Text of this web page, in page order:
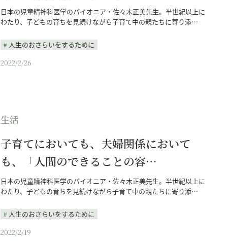
日本の児童精神科医学のパイオニア・佐々木正美先生。半世紀以上に
わたり、子どもの育ちを見続けながら子育て中の親たちに寄り添…
人生のおさらいをするために
2022/2/26
生活
子育てにおいても、夫婦関係において
も、「人間のできることの容…
日本の児童精神科医学のパイオニア・佐々木正美先生。半世紀以上に
わたり、子どもの育ちを見続けながら子育て中の親たちに寄り添…
人生のおさらいをするために
2022/2/19